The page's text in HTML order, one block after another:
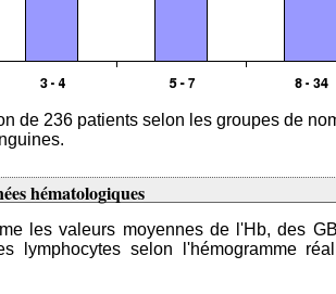
de 236 patients selon les groupes de
hématologiques
les valeurs moyennes de l'Hb, des
lymphocytes selon l'hémogramme